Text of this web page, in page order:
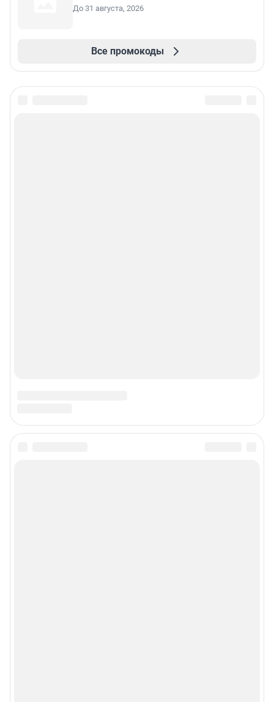
До 31 августа, 2026
Все промокоды